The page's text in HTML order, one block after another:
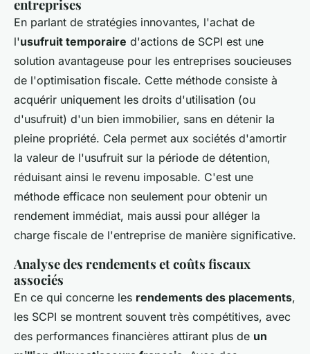
entreprises
En parlant de stratégies innovantes, l'achat de
l'usufruit temporaire d'actions de SCPI est une
solution avantageuse pour les entreprises soucieuses
de l'optimisation fiscale. Cette méthode consiste à
acquérir uniquement les droits d'utilisation (ou
d'usufruit) d'un bien immobilier, sans en détenir la
pleine propriété. Cela permet aux sociétés d'amortir
la valeur de l'usufruit sur la période de détention,
réduisant ainsi le revenu imposable. C'est une
méthode efficace non seulement pour obtenir un
rendement immédiat, mais aussi pour alléger la
charge fiscale de l'entreprise de manière significative.
Analyse des rendements et coûts fiscaux
associés
En ce qui concerne les rendements des placements,
les SCPI se montrent souvent très compétitives, avec
des performances financières attirant plus de un